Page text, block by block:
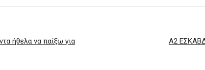
ήθελα να παίξω για
Α2